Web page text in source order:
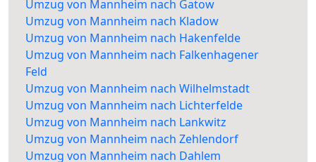
Umzug von Mannheim nach Gatow
Umzug von Mannheim nach Kladow
Umzug von Mannheim nach Hakenfelde
Umzug von Mannheim nach Falkenhagener
Feld
Umzug von Mannheim nach Wilhelmstadt
Umzug von Mannheim nach Lichterfelde
Umzug von Mannheim nach Lankwitz
Umzug von Mannheim nach Zehlendorf
Umzug von Mannheim nach Dahlem